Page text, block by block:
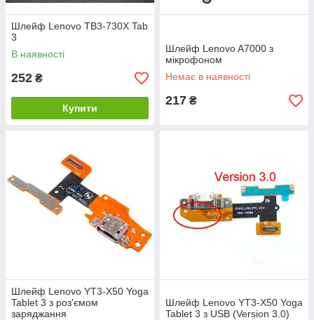
Шлейф Lenovo TB3-730X Tab
3
В наявності
252 ₴
Купити
Шлейф Lenovo A7000 з
мікрофоном
Немає в наявності
217 ₴
Шлейф Lenovo YT3-X50 Yoga
Tablet 3 з роз'ємом
заряджання
Шлейф Lenovo YT3-X50 Yoga
Tablet 3 з USB (Version 3.0)